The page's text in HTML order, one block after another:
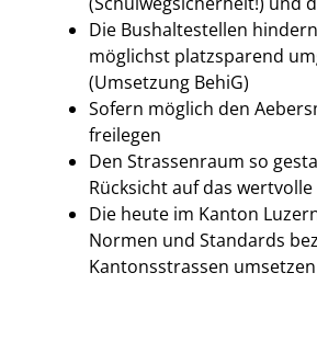
Die Bushaltestellen
möglichst platzsparend
(Umsetzung BehiG)
Sofern möglich den
freilegen
Den Strassenraum so
Rücksicht auf das
Die heute im Kanton
Normen und Standards
Kantonsstrassen umsetzen